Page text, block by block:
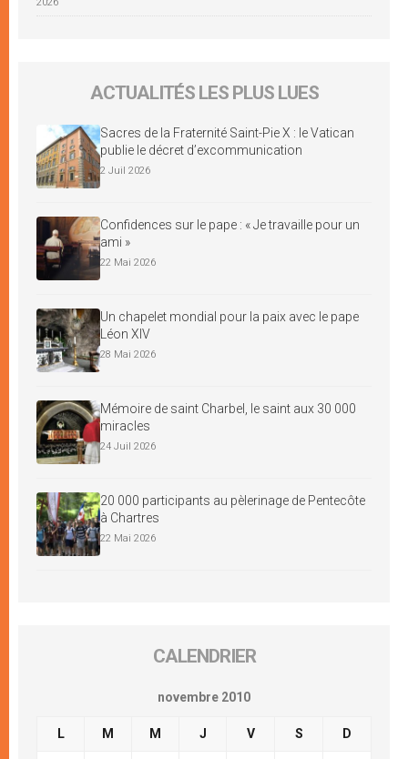
ACTUALITÉS LES PLUS LUES
Sacres de la Fraternité Saint-Pie X : le Vatican
publie le décret d’excommunication
2 Juil 2026
Confidences sur le pape : « Je travaille pour un
ami »
22 Mai 2026
Un chapelet mondial pour la paix avec le pape
Léon XIV
28 Mai 2026
Mémoire de saint Charbel, le saint aux 30 000
miracles
24 Juil 2026
20 000 participants au pèlerinage de Pentecôte
à Chartres
22 Mai 2026
CALENDRIER
novembre 2010
L M M J V S D